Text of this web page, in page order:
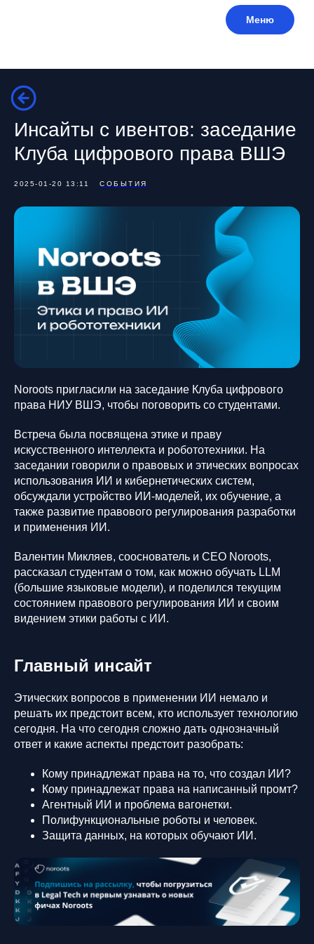
Инсайты с ивентов: заседание
Клуба цифрового права ВШЭ
2025-01-20 13:11 СОБЫТИЯ
Noroots пригласили на заседание Клуба цифрового
права НИУ ВШЭ, чтобы поговорить со студентами.
Встреча была посвящена этике и праву
искусственного интеллекта и робототехники. На
заседании говорили о правовых и этических вопросах
использования ИИ и кибернетических систем,
обсуждали устройство ИИ-моделей, их обучение, а
также развитие правового регулирования разработки
и применения ИИ.
Валентин Микляев, сооснователь и CEO Noroots,
рассказал студентам о том, как можно обучать LLM
(большие языковые модели), и поделился текущим
состоянием правового регулирования ИИ и своим
видением этики работы с ИИ.
Главный инсайт
Этических вопросов в применении ИИ немало и
решать их предстоит всем, кто использует технологию
сегодня. На что сегодня сложно дать однозначный
ответ и какие аспекты предстоит разобрать:
Кому принадлежат права на то, что создал ИИ?
Кому принадлежат права на написанный промт?
Агентный ИИ и проблема вагонетки.
Полифункциональные роботы и человек.
Защита данных, на которых обучают ИИ.